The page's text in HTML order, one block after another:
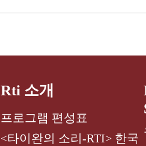
Rti 소개
프로그램 편성표
<타이완의 소리-RTI> 한국